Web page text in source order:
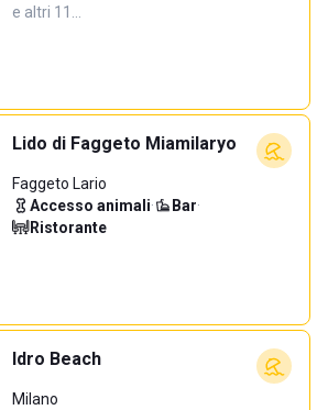
e altri 11…
Lido di Faggeto Miamilaryo
Faggeto Lario
Accesso animali· Bar·
Ristorante
Idro Beach
Milano